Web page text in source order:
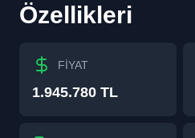
Özellikleri
FİYAT
1.945.780 TL